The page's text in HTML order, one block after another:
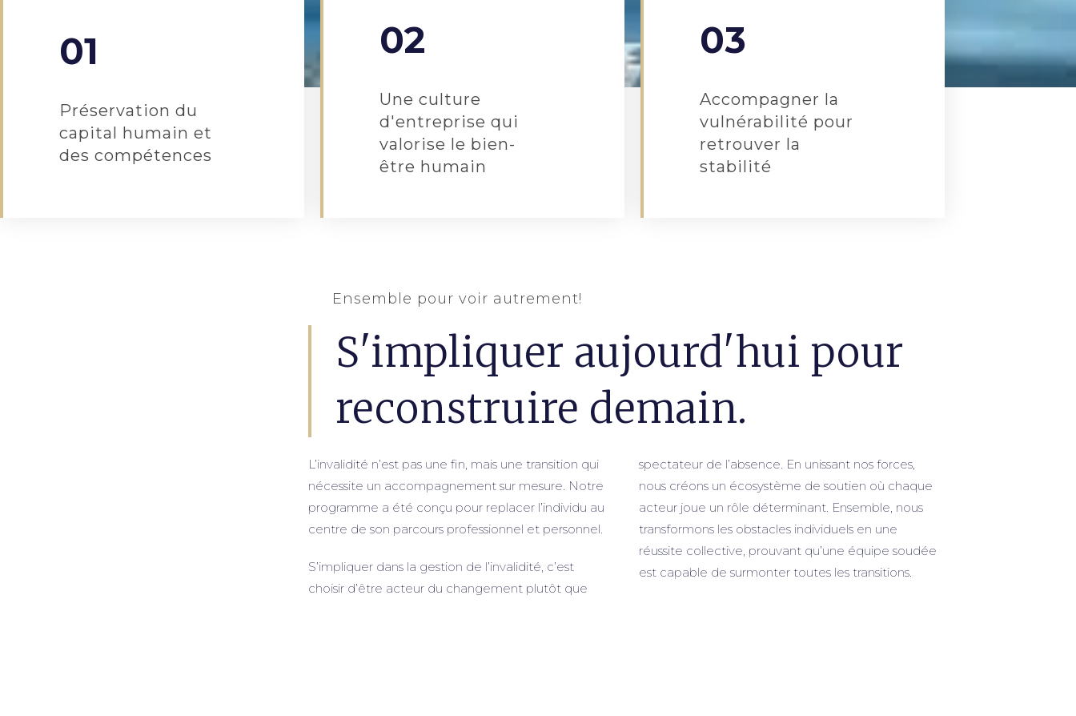
01
Préservation du
capital humain et
des compétences
02
Une culture
d'entreprise qui
valorise le bien-
être humain
03
Accompagner la
vulnérabilité pour
retrouver la
stabilité
Ensemble pour voir autrement!
S'impliquer aujourd'hui pour
reconstruire demain.
L’invalidité n’est pas une fin, mais une transition qui
nécessite un accompagnement sur mesure. Notre
programme a été conçu pour replacer l’individu au
centre de son parcours professionnel et personnel.
S’impliquer dans la gestion de l’invalidité, c’est
choisir d’être acteur du changement plutôt que
spectateur de l’absence. En unissant nos forces,
nous créons un écosystème de soutien où chaque
acteur joue un rôle déterminant. Ensemble, nous
transformons les obstacles individuels en une
réussite collective, prouvant qu’une équipe soudée
est capable de surmonter toutes les transitions.